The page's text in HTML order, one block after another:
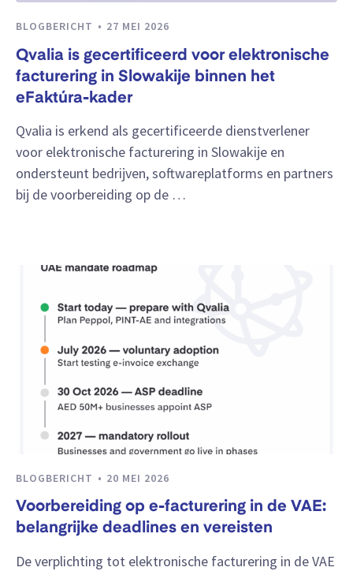
BLOGBERICHT 27 MEI 2026
Qvalia is gecertificeerd voor elektronische
facturering in Slowakije binnen het
eFaktúra-kader
Qvalia is erkend als gecertificeerde dienstverlener
voor elektronische facturering in Slowakije en
ondersteunt bedrijven, softwareplatforms en partners
bij de voorbereiding op de …
BLOGBERICHT 20 MEI 2026
Voorbereiding op e-facturering in de VAE:
belangrijke deadlines en vereisten
De verplichting tot elektronische facturering in de VAE